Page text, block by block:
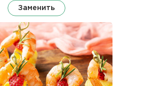
Заменить